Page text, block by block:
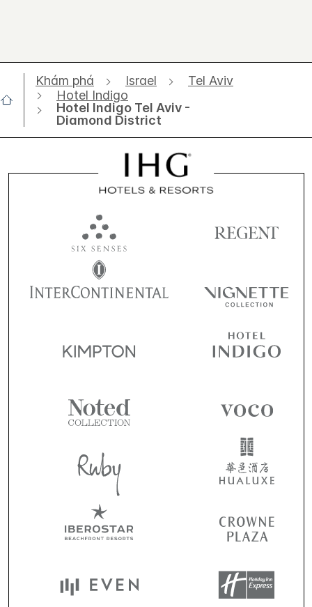
Khám phá Israel
Tel Aviv
Hotel Indigo
Hotel Indigo Tel Aviv -
Diamond District